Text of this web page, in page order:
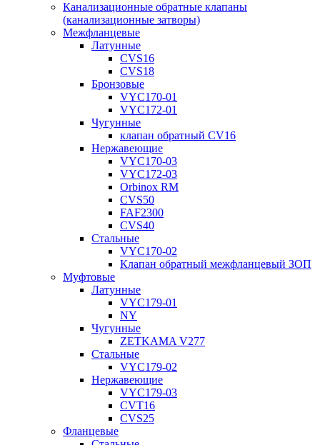
Канализационные обратные клапаны
(канализационные затворы)
Межфланцевые
Латунные
CVS16
CVS18
Бронзовые
VYC170-01
VYC172-01
Чугунные
клапан обратный CV16
Нержавеющие
VYC170-03
VYC172-03
Orbinox RM
CVS50
FAF2300
CVS40
Стальные
VYC170-02
Клапан обратный межфланцевый ЗОП
Муфтовые
Латунные
VYC179-01
NY
Чугунные
ZETKAMA V277
Стальные
VYC179-02
Нержавеющие
VYC179-03
CVT16
CVS25
Фланцевые